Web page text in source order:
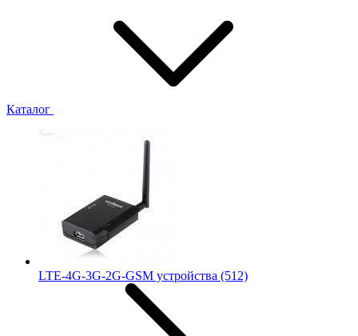
Каталог
LTE-4G-3G-2G-GSM устройства (512)